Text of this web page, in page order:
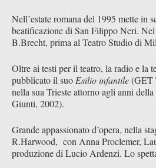
Nell’estate romana del 1995 mette in
beatificazione di San Filippo Neri.
B.Brecht, prima al Teatro Studio di
Oltre ai testi per il teatro, la radio e la
pubblicato il suo Esilio infantile(GET
nella sua Trieste attorno agli anni
Giunti, 2002).
Grande appassionato d’opera, nella
R.Harwood, con Anna Proclemer,
produzione di Lucio Ardenzi. Lo